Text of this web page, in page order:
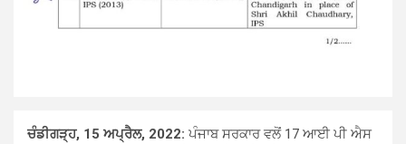
ਚੰਡੀਗੜ੍ਹ, 15 ਅਪ੍ਰੈਲ, 2022: ਪੰਜਾਬ ਸਰਕਾਰ ਵਲੋਂ 17 ਆਈ ਪੀ ਐਸ